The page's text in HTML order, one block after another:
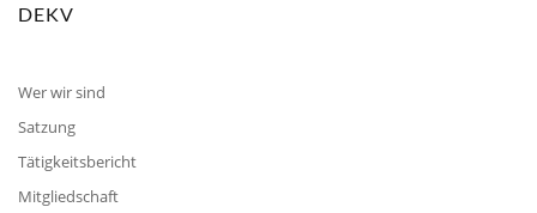
DEKV
Wer wir sind
Satzung
Tätigkeitsbericht
Mitgliedschaft